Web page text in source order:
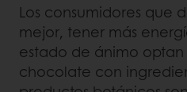
Los consumidores que
mejor, tener más
estado de ánimo
chocolate con